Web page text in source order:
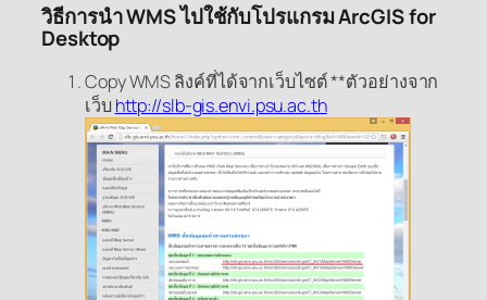
วิธีการนำ WMS ไปใช้กับโปรแกรม ArcGIS for
Desktop
Copy WMS ลิงค์ที่ได้จากเว็บไซต์ **ตัวอย่างจาก
เว็บ http://slb-gis.envi.psu.ac.th